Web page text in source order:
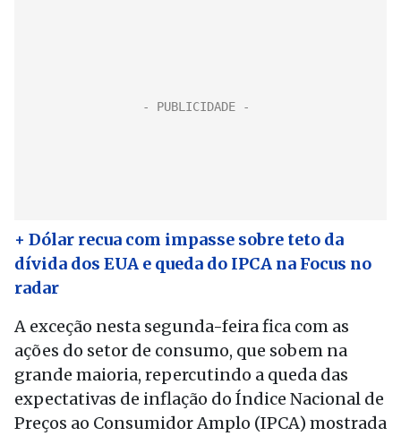
+ Dólar recua com impasse sobre teto da
dívida dos EUA e queda do IPCA na Focus no
radar
A exceção nesta segunda-feira fica com as
ações do setor de consumo, que sobem na
grande maioria, repercutindo a queda das
expectativas de inflação do Índice Nacional de
Preços ao Consumidor Amplo (IPCA) mostrada